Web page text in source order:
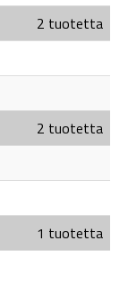
2 tuotetta
2 tuotetta
1 tuotetta